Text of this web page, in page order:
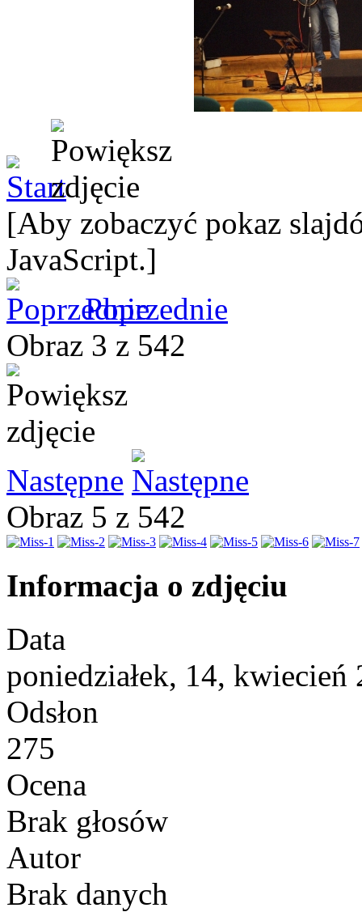
[Aby zobaczyć pokaz
JavaScript.]
Poprzednie
Obraz 3 z 542
Następne
Obraz 5 z 542
Informacja o zdjęciu
Data
poniedziałek, 14, kwiecień
Odsłon
275
Ocena
Brak głosów
Autor
Brak danych